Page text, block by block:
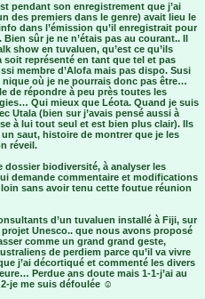
pendant son enregistrement que j’ai
des premiers dans le genre) avait lieu le
dans l’émission qu’il enregistrait pour
sûr je ne n’étais pas au courant.. Il
show en tuvaluen, qu’est ce qu’ils
représenté en tant que tel et pas
membre d’Alofa mais pas dispo. Susi
où je ne pourrais donc pas être…
de répondre à peu près toutes les
Qui mieux que Léota. Quand je suis
Utala (bien sur j’avais pensé aussi à
à lui tout seul et est bien plus clair). Ils
saut, histoire de montrer que je les
réveil.
dossier biodiversité, à analyser les
demande commentaire et modifications
sans avoir tenu cette foutue réunion
d’un tuvaluen installé à Fiji, sur
Unesco.. que nous avons proposé
comme un grand grand geste,
de perdiem parce qu’il va vivre
j’ai décortiqué et commenté les divers
Perdue ans doute mais 1-1-j’ai au
je me suis défoulée ☺